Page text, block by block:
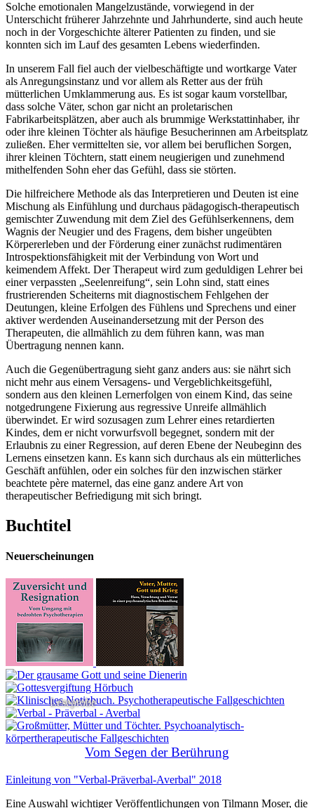
Solche emotionalen Mangelzustände, vorwiegend in der
Unterschicht früherer Jahrzehnte und Jahrhunderte, sind auch heute
noch in der Vorgeschichte älterer Patienten zu finden, und sie
konnten sich im Lauf des gesamten Lebens wiederfinden.
In unserem Fall fiel auch der vielbeschäftigte und wortkarge Vater
als Anregungsinstanz und vor allem als Retter aus der früh
mütterlichen Umklammerung aus. Es ist sogar kaum vorstellbar,
dass solche Väter, schon gar nicht an proletarischen
Fabrikarbeitsplätzen, aber auch als brummige Werkstattinhaber, ihr
oder ihre kleinen Töchter als häufige Besucherinnen am Arbeitsplatz
zuließen. Eher vermittelten sie, vor allem bei beruflichen Sorgen,
ihrer kleinen Töchtern, statt einem neugierigen und zunehmend
mithelfenden Sohn eher das Gefühl, dass sie störten.
Die hilfreichere Methode als das Interpretieren und Deuten ist eine
Mischung als Einfühlung und durchaus pädagogisch-therapeutisch
gemischter Zuwendung mit dem Ziel des Gefühlserkennens, dem
Wagnis der Neugier und des Fragens, dem bisher ungeübten
Körpererleben und der Förderung einer zunächst rudimentären
Introspektionsfähigkeit mit der Verbindung von Wort und
keimendem Affekt. Der Therapeut wird zum geduldigen Lehrer bei
einer verpassten „Seelenreifung“, sein Lohn sind, statt eines
frustrierenden Scheiterns mit diagnostischem Fehlgehen der
Deutungen, kleine Erfolgen des Fühlens und Sprechens und einer
aktiver werdenden Auseinandersetzung mit der Person des
Therapeuten, die allmählich zu dem führen kann, was man
Übertragung nennen kann.
Auch die Gegenübertragung sieht ganz anders aus: sie nährt sich
nicht mehr aus einem Versagens- und Vergeblichkeitsgefühl,
sondern aus den kleinen Lernerfolgen von einem Kind, das seine
notgedrungene Fixierung aus regressive Unreife allmählich
überwindet. Er wird sozusagen zum Lehrer eines retardierten
Kindes, dem er nicht vorwurfsvoll begegnet, sondern mit der
Erlaubnis zu einer Regression, auf deren Ebene der Neubeginn des
Lernens einsetzen kann. Es kann sich durchaus als ein mütterliches
Geschäft anfühlen, oder ein solches für den inzwischen stärker
beachtete père maternel, das eine ganz andere Art von
therapeutischer Befriedigung mit sich bringt.
Buchtitel
Neuerscheinungen
Leseprobe
Vom Segen der Berührung
Einleitung von "Verbal-Präverbal-Averbal" 2018
Eine Auswahl wichtiger Veröffentlichungen von Tilmann Moser, die